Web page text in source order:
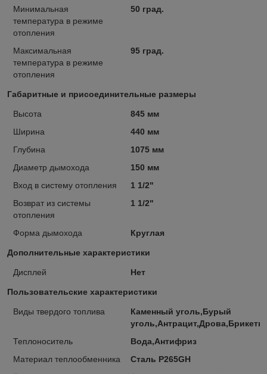
Минимальная
температура в режиме
отопления
50 град.
Максимальная
температура в режиме
отопления
95 град.
Габаритные и присоединительные размеры
Высота
845 мм
Ширина
440 мм
Глубина
1075 мм
Диаметр дымохода
150 мм
Вход в систему отопления
1 1/2"
Возврат из системы
отопления
1 1/2"
Форма дымохода Круглая
Дополнительные характеристики
Дисплей Нет
Пользовательские характеристики
Виды твердого топлива
Каменный уголь,Бурый
уголь,Антрацит,Дрова,Брикеты
Теплоноситель
Вода,Антифриз
Материал теплообменника
Сталь P265GH